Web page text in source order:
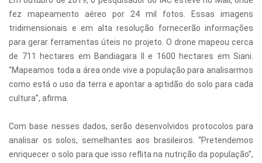
fez mapeamento aéreo por 24 mil fotos. Essas imagens
tridimensionais e em alta resolução fornecerão informações
para gerar ferramentas úteis no projeto. O drone mapeou cerca
de 711 hectares em Bandiagara II e 1600 hectares em Siani.
“Mapeamos toda a área onde vive a população para analisarmos
como está o uso da terra e apontar a aptidão do solo para cada
cultura”, afirma.
Com base nesses dados, serão desenvolvidos protocolos para
analisar os solos, semelhantes aos brasileiros. “Pretendemos
enriquecer o solo para que isso reflita na nutrição da população”,